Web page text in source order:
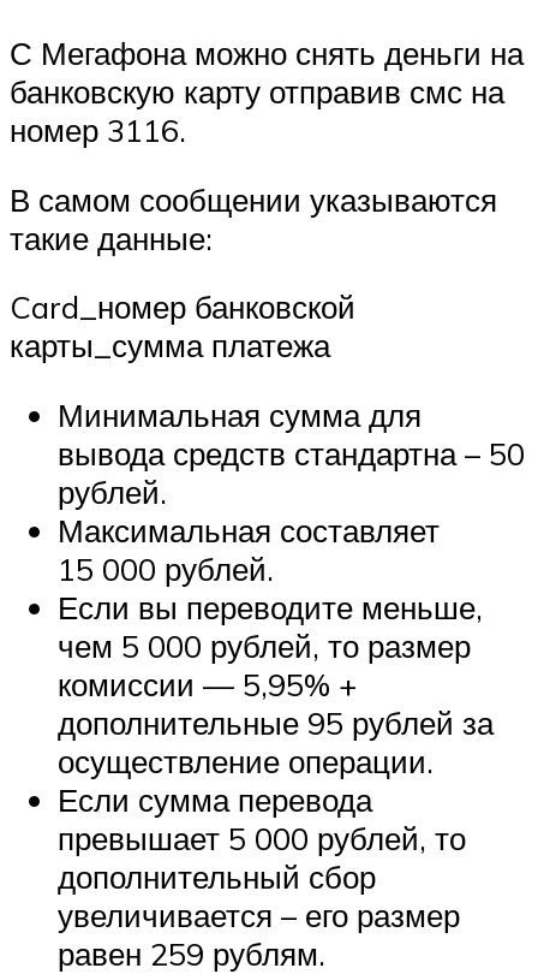
С Мегафона можно снять деньги на
банковскую карту отправив смс на
номер 3116.
В самом сообщении указываются
такие данные:
Card_номер банковской
карты_сумма платежа
Минимальная сумма для
вывода средств стандартна – 50
рублей.
Максимальная составляет
15 000 рублей.
Если вы переводите меньше,
чем 5 000 рублей, то размер
комиссии — 5,95% +
дополнительные 95 рублей за
осуществление операции.
Если сумма перевода
превышает 5 000 рублей, то
дополнительный сбор
увеличивается – его размер
равен 259 рублям.